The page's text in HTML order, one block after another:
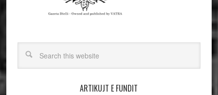
ARTIKUJT E FUNDIT